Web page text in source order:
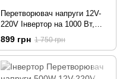
Перетворювач напруги 12V-
220V Інвертор на 1000 Вт,
Безперебійне джерело
живлення (SDA-1000A)
899 грн 1 750 грн